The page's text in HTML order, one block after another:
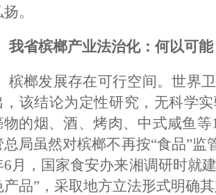
。
我省槟榔产业法治化：何以可能
槟榔发展存在可行空间。世界
，该结论为定性研究，无科学
物的烟、酒、烤肉、中式咸鱼
总局虽然对槟榔不再按“食品”
6月，国家食安办来湘调研时就
产品”，采取地方立法形式明确